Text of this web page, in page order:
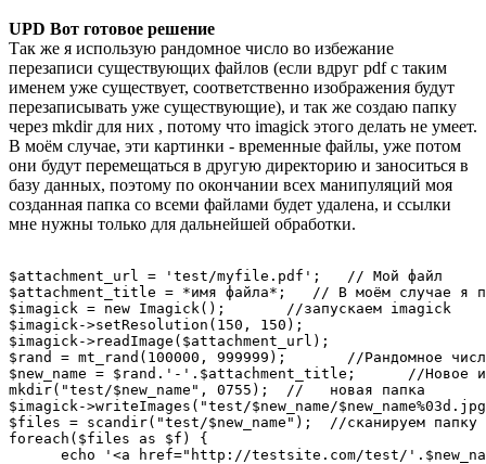
UPD Вот готовое решение
Так же я использую рандомное число во избежание
перезаписи существующих файлов (если вдруг pdf с таким
именем уже существует, соответственно изображения будут
перезаписывать уже существующие), и так же создаю папку
через mkdir для них , потому что imagick этого делать не умеет.
В моём случае, эти картинки - временные файлы, уже потом
они будут перемещаться в другую директорию и заноситься в
базу данных, поэтому по окончании всех манипуляций моя
созданная папка со всеми файлами будет удалена, и ссылки
мне нужны только для дальнейшей обработки.
$attachment_url = 'test/myfile.pdf';   // Мой файл
$attachment_title = *имя файла*;   // В моём случае я
$imagick = new Imagick();	//запускаем imagick
$imagick->setResolution(150, 150);
$imagick->readImage($attachment_url);
$rand = mt_rand(100000, 999999);       //Рандомное
$new_name = $rand.'-'.$attachment_title;      //Новое
mkdir("test/$new_name", 0755);  //   новая папка
$imagick->writeImages("test/$new_name/
$files = scandir("test/$new_name");  //сканируем папку
foreach($files as $f) {
echo '<a href="http://testsite.com/test/